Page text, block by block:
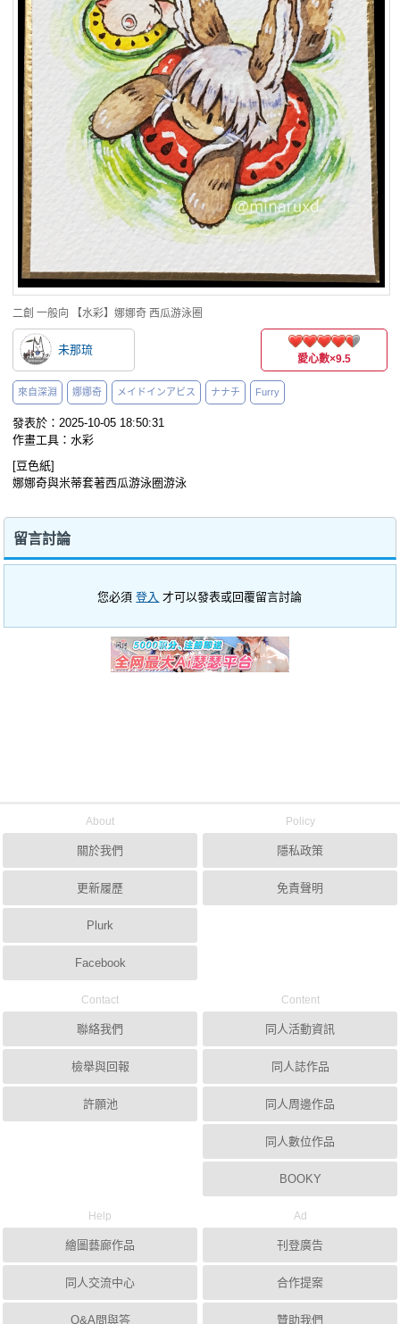
註冊會員
登入
二創 一般向 【水彩】娜娜奇 西瓜游泳圈
未那琉
愛心數×9.5
來自深淵 娜娜奇 メイドインアビス ナナチ Furry
發表於：2025-10-05 18:50:31
作畫工具：水彩
[豆色紙]
娜娜奇與米蒂套著西瓜游泳圈游泳
留言討論
您必須登入 才可以發表或回覆留言討論
About
關於我們
更新履歷
Plurk
Facebook
Policy
隱私政策
免責聲明
Contact
聯絡我們
檢舉與回報
許願池
Content
同人活動資訊
同人誌作品
同人周邊作品
同人數位作品
BOOKY
Help
繪圖藝廊作品
同人交流中心
Q&A問與答
Ad
刊登廣告
合作提案
贊助我們